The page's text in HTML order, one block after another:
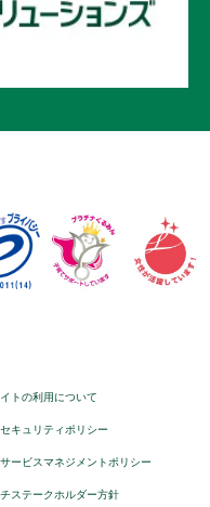
トの利用について
キュリティポリシー
サービスマネジメントポリシー
ステークホルダー方針